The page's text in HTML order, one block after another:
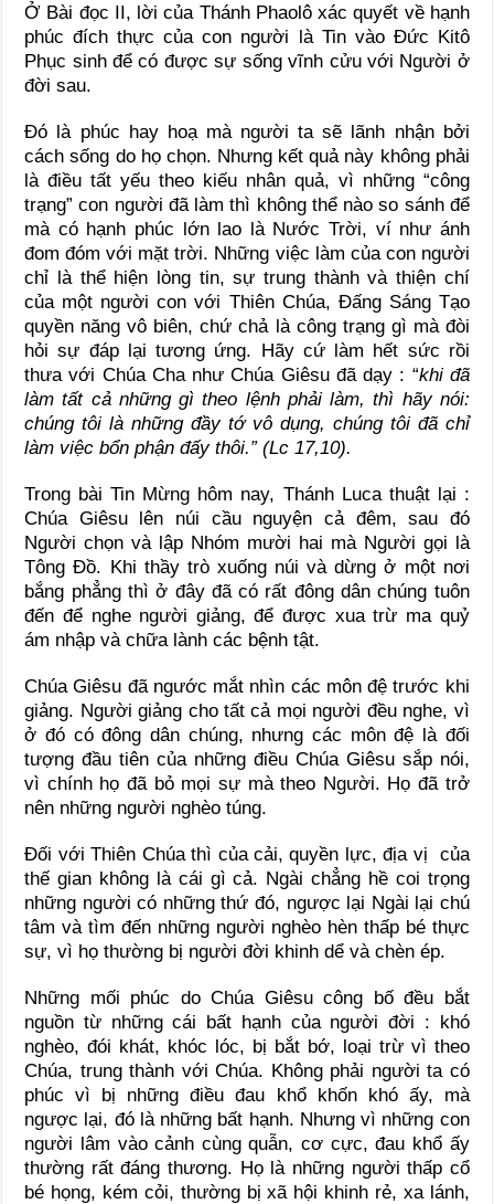
Ở Bài đọc II, lời của Thánh Phaolô xác quyết về hạnh
phúc đích thực của con người là Tin vào Đức Kitô
Phục sinh để có được sự sống vĩnh cửu với Người ở
đời sau.
Đó là phúc hay hoạ mà người ta sẽ lãnh nhận bởi
cách sống do họ chọn. Nhưng kết quả này không phải
là điều tất yếu theo kiếu nhân quả, vì những “công
trạng” con người đã làm thì không thể nào so sánh để
mà có hạnh phúc lớn lao là Nước Trời, ví như ánh
đom đóm với mặt trời. Những việc làm của con người
chỉ là thể hiện lòng tin, sự trung thành và thiện chí
của một người con với Thiên Chúa, Đấng Sáng Tạo
quyền năng vô biên, chứ chả là công trạng gì mà đòi
hỏi sự đáp lại tương ứng. Hãy cứ làm hết sức rồi
thưa với Chúa Cha như Chúa Giêsu đã dạy : “khi đã
làm tất cả những gì theo lệnh phải làm, thì hãy nói:
chúng tôi là những đầy tớ vô dụng, chúng tôi đã chỉ
làm việc bổn phận đấy thôi.” (Lc 17,10).
Trong bài Tin Mừng hôm nay, Thánh Luca thuật lại :
Chúa Giêsu lên núi cầu nguyện cả đêm, sau đó
Người chọn và lập Nhóm mười hai mà Người gọi là
Tông Đồ. Khi thầy trò xuống núi và dừng ở một nơi
bắng phẳng thì ở đây đã có rất đông dân chúng tuôn
đến để nghe người giảng, để được xua trừ ma quỷ
ám nhập và chữa lành các bệnh tật.
Chúa Giêsu đã ngước mắt nhìn các môn đệ trước khi
giảng. Người giảng cho tất cả mọi người đều nghe, vì
ở đó có đông dân chúng, nhưng các môn đệ là đối
tượng đầu tiên của những điều Chúa Giêsu sắp nói,
vì chính họ đã bỏ mọi sự mà theo Người. Họ đã trở
nên những người nghèo túng.
Đối với Thiên Chúa thì của cải, quyền lực, địa vị của
thế gian không là cái gì cả. Ngài chẳng hề coi trọng
những người có những thứ đó, ngược lại Ngài lại chú
tâm và tìm đến những người nghèo hèn thấp bé thực
sự, vì họ thường bị người đời khinh dể và chèn ép.
Những mối phúc do Chúa Giêsu công bố đều bắt
nguồn từ những cái bất hạnh của người đời : khó
nghèo, đói khát, khóc lóc, bị bắt bớ, loại trừ vì theo
Chúa, trung thành với Chúa. Không phải người ta có
phúc vì bị những điều đau khổ khốn khó ấy, mà
ngược lại, đó là những bất hạnh. Nhưng vì những con
người lâm vào cảnh cùng quẫn, cơ cực, đau khổ ấy
thường rất đáng thương. Họ là những người thấp cổ
bé họng, kém cỏi, thường bị xã hội khinh rẻ, xa lánh,